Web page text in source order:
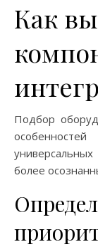
Как
Подбор
более